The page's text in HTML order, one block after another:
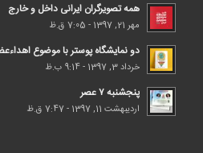
همه تصویرگران ایرانی داخل و خارج
مهر 21, 1397 - 7:05 ق.ظ
دو نمایشگاه پوستر با موضوع
خرداد 3, 1397 - 9:14 ب.ظ
پنجشنبه ۷ عصر
اردیبهشت 11, 1397 - 7:47 ق.ظ